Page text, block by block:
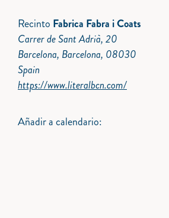
Recinto Fabrica Fabra i Coats
Carrer de Sant Adrià, 20
Barcelona, Barcelona, 08030
Spain
https://www.literalbcn.com/
Añadir a calendario: